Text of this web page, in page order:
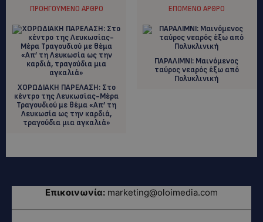
ΠΡΟΗΓΟΎΜΕΝΟ ΆΡΘΡΟ
ΧΟΡΩΔΙΑΚΗ ΠΑΡΕΛΑΣΗ: Στο
κέντρο της Λευκωσίας-Μέρα
Τραγουδιού με θέμα «Απ’ τη
Λευκωσία ως την καρδιά,
τραγούδια μια αγκαλιά»
ΕΠΌΜΕΝΟ ΆΡΘΡΟ
ΠΑΡΑΛΙΜΝΙ: Mαινόμενος
ταύρος νεαρός έξω από
Πολυκλινική
Επικοινωνία: marketing@oloimedia.com